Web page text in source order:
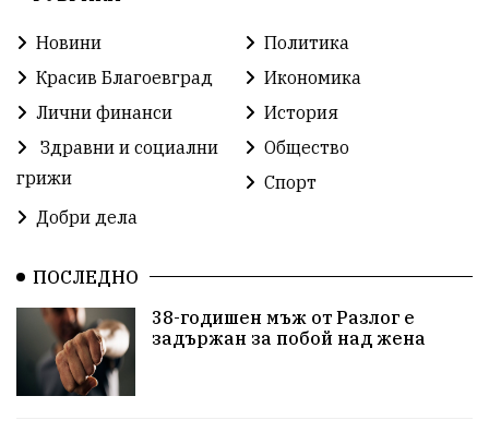
Бойко Борисов Методи Байкушев
Прокуратура
Избори Икономика побой алкохол
Общински съвет
Красива България АМ Струма Белица
РСПБЗН Красивите медии
Новини
Политика
Красив Благоевград
Икономика
Лични финанси
История
Здравни и социални
грижи
Общество
Спорт
Добри дела
ПОСЛЕДНО
38-годишен мъж от Разлог е
задържан за побой над жена